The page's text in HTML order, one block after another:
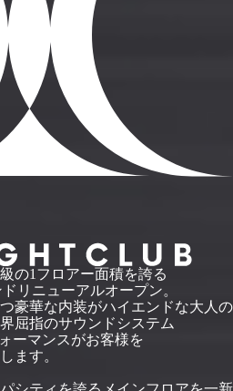
の1フロアー面積を誇る
リニューアルオープン。
豪華な内装がハイエンドな大人の
屈指のサウンドシステム
ーマンスがお客様を
ます。